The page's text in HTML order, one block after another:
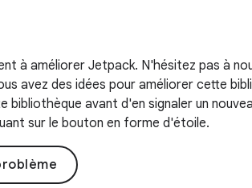
à améliorer Jetpack. N'hésitez pas à
avez des idées pour améliorer cette
bibliothèque avant d'en signaler un
sur le bouton en forme d'étoile.